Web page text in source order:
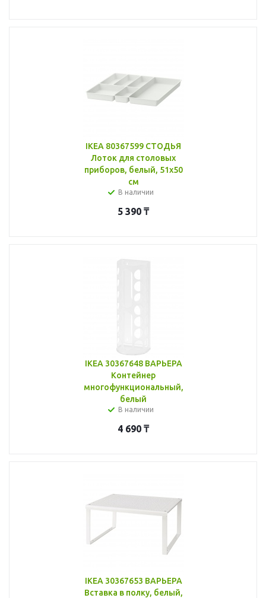
IKEA 80367599 СТОДЬЯ
Лоток для столовых
приборов, белый, 51x50
см
В наличии
5 390 ₸
IKEA 30367648 ВАРЬЕРА
Контейнер
многофункциональный,
белый
В наличии
4 690 ₸
IKEA 30367653 ВАРЬЕРА
Вставка в полку, белый,